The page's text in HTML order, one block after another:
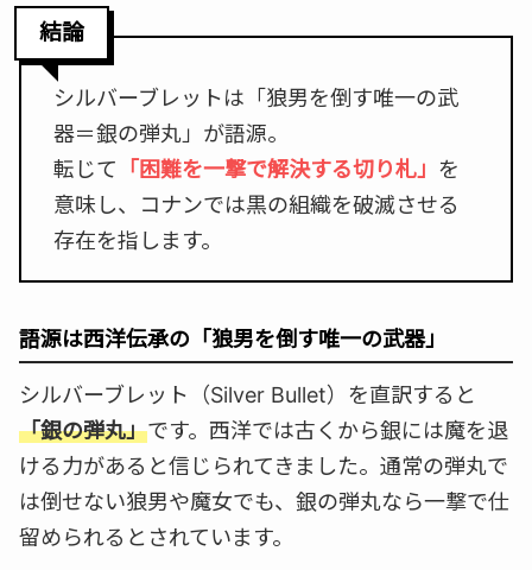
結論
シルバーブレットは「狼男を倒す唯一の武
器＝銀の弾丸」が語源。
転じて 「困難を一撃で解決する切り札」 を
意味し、コナンでは黒の組織を破滅させる
存在を指します。
語源は西洋伝承の「狼男を倒す唯一の武器」
シルバーブレット（Silver Bullet）を直訳すると
「銀の弾丸」です。西洋では古くから銀には魔を退
ける力があると信じられてきました。通常の弾丸で
は倒せない狼男や魔女でも、銀の弾丸なら一撃で仕
留められるとされています。